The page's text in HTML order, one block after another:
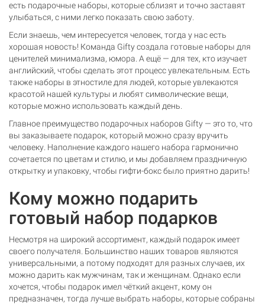
есть подарочные наборы, которые сблизят и точно заставят
улыбаться, с ними легко показать свою заботу.
Если знаешь, чем интересуется человек, тогда у нас есть
хорошая новость! Команда Gifty создала готовые наборы для
ценителей минимализма, юмора. А ещё — для тех, кто изучает
английский, чтобы сделать этот процесс увлекательным. Есть
также наборы в этностиле для людей, которые увлекаются
красотой нашей культуры и любят символические вещи,
которые можно использовать каждый день.
Главное преимущество подарочных наборов Gifty — это то, что
вы заказываете подарок, который можно сразу вручить
человеку. Наполнение каждого нашего набора гармонично
сочетается по цветам и стилю, и мы добавляем праздничную
открытку и упаковку, чтобы гифти-бокс было приятно дарить!
Кому можно подарить
готовый набор подарков
Несмотря на широкий ассортимент, каждый подарок имеет
своего получателя. Большинство наших товаров являются
универсальными, а потому подходят для разных случаев, их
можно дарить как мужчинам, так и женщинам. Однако если
хочется, чтобы подарок имел чёткий акцент, кому он
предназначен, тогда лучше выбрать наборы, которые собраны